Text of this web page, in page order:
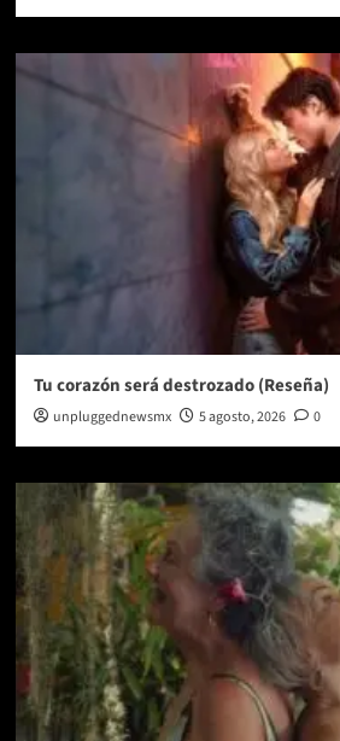
Tu corazón será destrozado (Reseña)
unpluggednewsmx 5 agosto, 2026 0